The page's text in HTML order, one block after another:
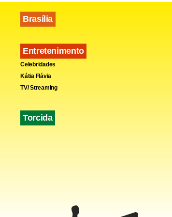
Brasília
Entretenimento
Celebridades
Kátia Flávia
TV/ Streaming
Torcida